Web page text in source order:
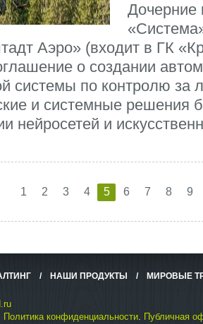
Дочерние
Аэро» (входит в ГК
о создании
системы по контролю за
и системные решения
нейросетей и
1 2 3 4 5 6 7 8 9
/ НАШИ ПРОДУКТЫ / МИРОВЫЕ
Политика конфиденциальности. Публичная